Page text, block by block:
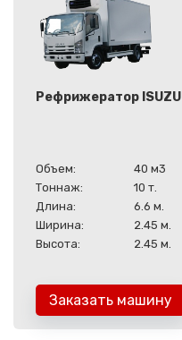
Рефрижератор ISUZU
Объем:
40 м3
Тоннаж:
10 т.
Длина:
6.6 м.
Ширина:
2.45 м.
Высота:
2.45 м.
Заказать машину